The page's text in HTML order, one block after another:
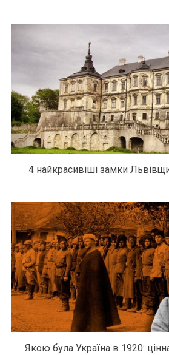
4 найкрасивіші замки
Якою була Україна в 1920: